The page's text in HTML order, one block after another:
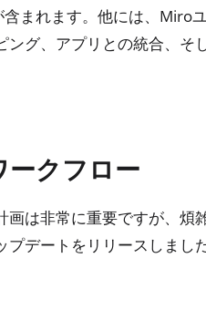
含まれます。他には、Miro
グ、アプリとの統合、そ
ークフロー
画は非常に重要ですが、煩
デートをリリースしました